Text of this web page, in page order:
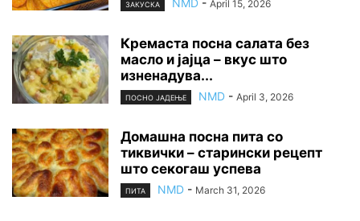
ЗАКУСКА April 15, 2026
Кремаста посна салата без
масло и јајца – вкус што
изненадува...
ПОСНО ЈАДЕЊЕ NMD - April 3, 2026
Домашна посна пита со
тиквички – старински рецепт
што секогаш успева
ПИТА NMD - March 31, 2026